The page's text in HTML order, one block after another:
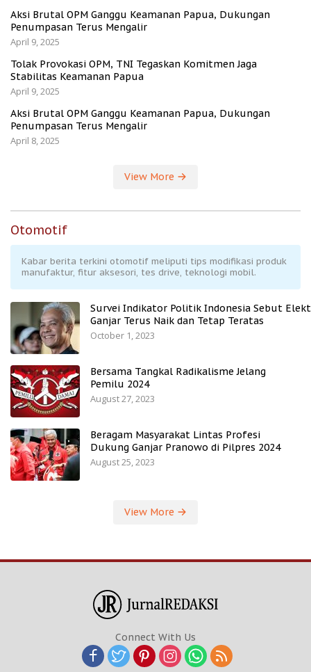
Aksi Brutal OPM Ganggu Keamanan Papua, Dukungan
Penumpasan Terus Mengalir
April 9, 2025
Tolak Provokasi OPM, TNI Tegaskan Komitmen Jaga
Stabilitas Keamanan Papua
April 9, 2025
Aksi Brutal OPM Ganggu Keamanan Papua, Dukungan
Penumpasan Terus Mengalir
April 8, 2025
View More
Otomotif
Kabar berita terkini otomotif meliputi tips modifikasi produk
manufaktur, fitur aksesori, tes drive, teknologi mobil.
Survei Indikator Politik Indonesia Sebut
Ganjar Terus Naik dan Tetap Teratas
October 1, 2023
Bersama Tangkal Radikalisme Jelang
Pemilu 2024
August 27, 2023
Beragam Masyarakat Lintas Profesi
Dukung Ganjar Pranowo di Pilpres 2024
August 25, 2023
View More
Connect With Us